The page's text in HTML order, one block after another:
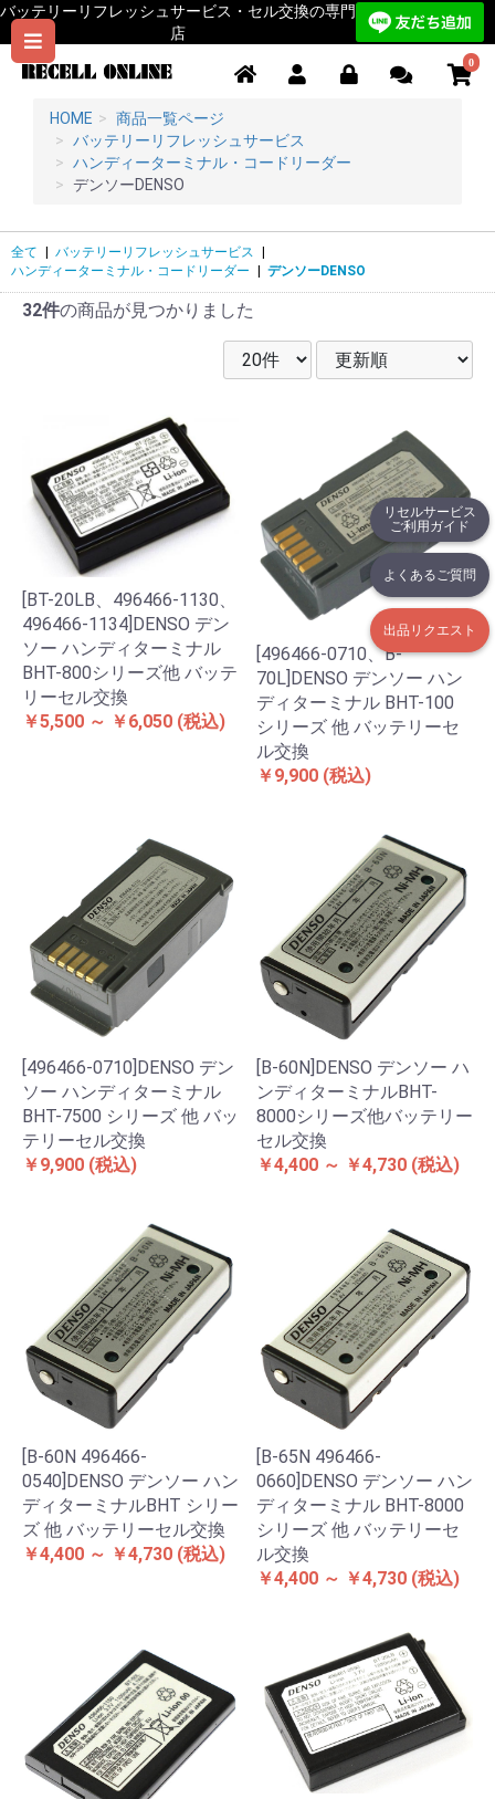
リセルサービス
ご利用ガイド
よくあるご質問
出品リクエスト
バッテリーリフレッシュサービス・セル交換の専門
店
0
HOME
商品一覧ページ
バッテリーリフレッシュサービス
ハンディーターミナル・コードリーダー
デンソーDENSO
全て バッテリーリフレッシュサービス
ハンディーターミナル・コードリーダー
デンソーDENSO
32件の商品が見つかりました
[BT-20LB、496466-1130、
496466-1134]DENSO デン
ソー ハンディターミナル
BHT-800シリーズ他 バッテ
リーセル交換
￥5,500 ～ ￥6,050 (税込)
[496466-0710、B-
70L]DENSO デンソー ハン
ディターミナル BHT-100
シリーズ 他 バッテリーセ
ル交換
￥9,900 (税込)
[496466-0710]DENSO デン
ソー ハンディターミナル
BHT-7500 シリーズ 他 バッ
テリーセル交換
￥9,900 (税込)
[B-60N]DENSO デンソー ハ
ンディターミナルBHT-
8000シリーズ他バッテリー
セル交換
￥4,400 ～ ￥4,730 (税込)
[B-60N 496466-
0540]DENSO デンソー ハン
ディターミナルBHT シリー
ズ 他 バッテリーセル交換
￥4,400 ～ ￥4,730 (税込)
[B-65N 496466-
0660]DENSO デンソー ハン
ディターミナル BHT-8000
シリーズ 他 バッテリーセ
ル交換
￥4,400 ～ ￥4,730 (税込)